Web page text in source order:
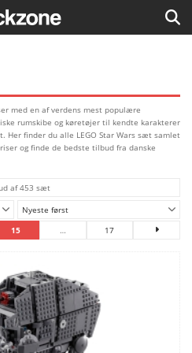
med en af verdens mest populære
rumskibe og køretøjer til kendte karakterer
Her finder du alle LEGO Star Wars sæt samlet
og finde de bedste tilbud fra danske
15 … 17
af 453 sæt
Nyeste først